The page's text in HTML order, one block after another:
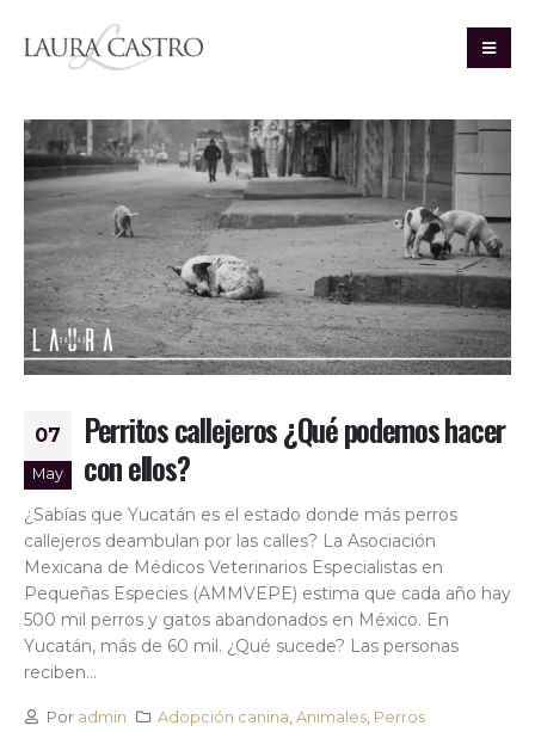
07
May
Perritos callejeros ¿Qué podemos hacer
con ellos?
¿Sabías que Yucatán es el estado donde más perros
callejeros deambulan por las calles? La Asociación
Mexicana de Médicos Veterinarios Especialistas en
Pequeñas Especies (AMMVEPE) estima que cada año hay
500 mil perros y gatos abandonados en México. En
Yucatán, más de 60 mil. ¿Qué sucede? Las personas
reciben...
Por admin Adopción canina ,Animales Perros